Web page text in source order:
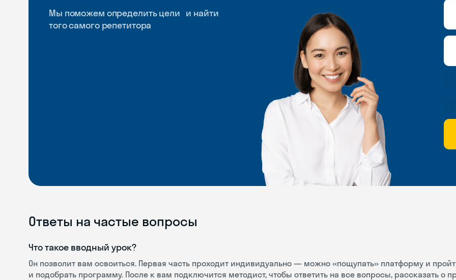
Мы поможем определить цели и найти
того самого репетитора
Ответы на частые вопросы
Что такое вводный урок?
Он позволит вам освоиться. Первая часть проходит индивидуально — можно «пощупать» платформу и
и подобрать программу. После к вам подключится методист, чтобы ответить на все вопросы, рассказать о